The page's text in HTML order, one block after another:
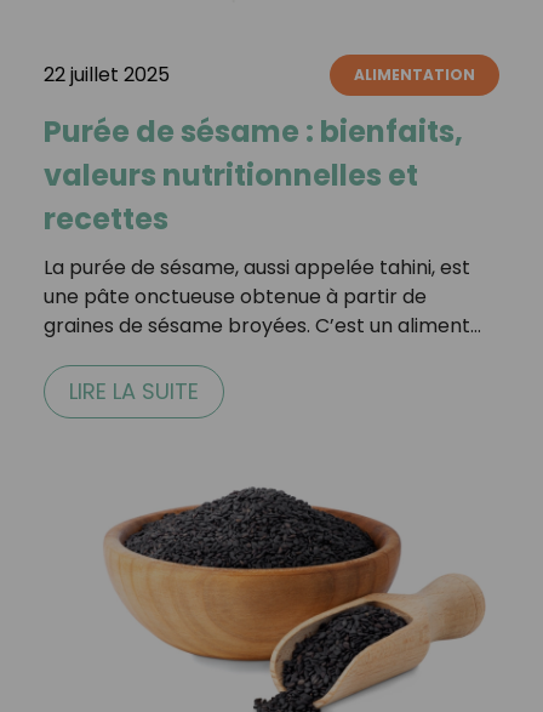
22 juillet 2025 ALIMENTATION
Purée de sésame : bienfaits,
valeurs nutritionnelles et
recettes
La purée de sésame, aussi appelée tahini, est
une pâte onctueuse obtenue à partir de
graines de sésame broyées. C’est un aliment…
LIRE LA SUITE